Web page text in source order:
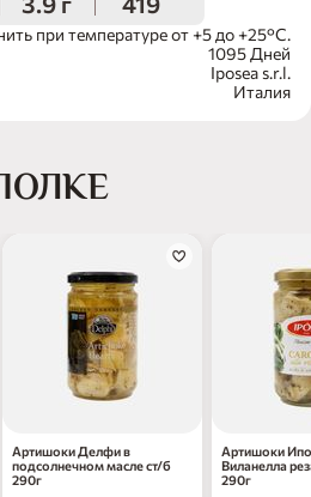
при температуре от +5 до +25°C.
1095 Дней
Iposea s.r.l.
Италия
Артишоки Делфи в
подсолнечном масле ст/б
290г
Артишоки
Виланелла
290г